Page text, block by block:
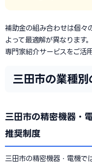
補助金の組み合わせは個々
よって最適解が異なります
専門家紹介サービスをご活
三田市の業種別
三田市の精密機器・
推奨制度
三田市の精密機器・電機で